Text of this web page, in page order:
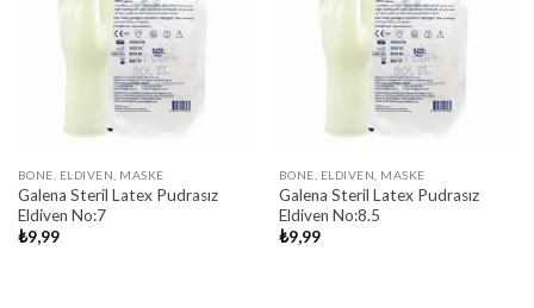
BONE, ELDIVEN, MASKE
Galena Steril Latex Pudrasız
Eldiven No:7
₺9,99
BONE, ELDIVEN, MASKE
Galena Steril Latex Pudrasız
Eldiven No:8.5
₺9,99